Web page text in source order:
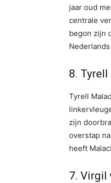
jaar oud
centrale
begon zijn
8.
Tyrell
zijn
overstap
heeft
7. Virgil